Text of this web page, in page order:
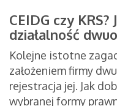
CEIDG czy
działalność
Kolejne istotne
założeniem firmy
rejestracja jej. Jak
wybranej formy